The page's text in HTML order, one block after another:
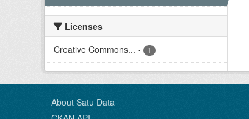
Licenses
Creative Commons... - 1
About Satu Data